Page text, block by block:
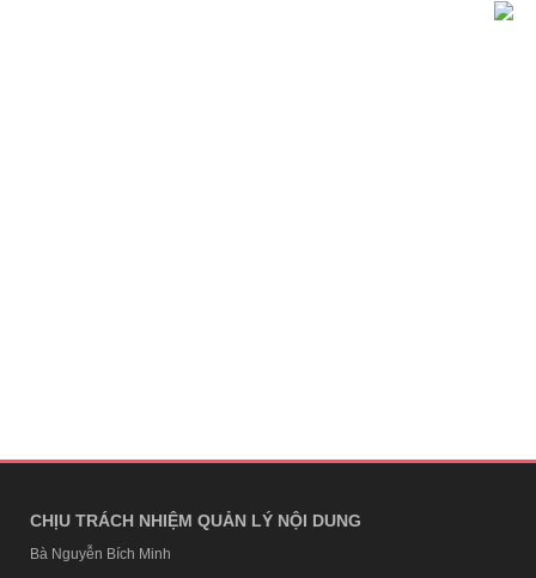
CHỊU TRÁCH NHIỆM QUẢN LÝ NỘI DUNG
Bà Nguyễn Bích Minh